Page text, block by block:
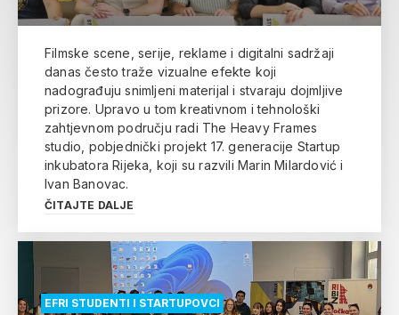
Filmske scene, serije, reklame i digitalni sadržaji
danas često traže vizualne efekte koji
nadograđuju snimljeni materijal i stvaraju dojmljive
prizore. Upravo u tom kreativnom i tehnološki
zahtjevnom području radi The Heavy Frames
studio, pobjednički projekt 17. generacije Startup
inkubatora Rijeka, koji su razvili Marin Milardović i
Ivan Banovac.
ČITAJTE DALJE
EFRI STUDENTI I STARTUPOVCI